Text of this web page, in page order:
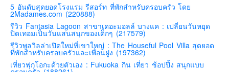
ญี่ปุ่น
คันโต-โตเกียวและรอบๆ
คันไซ-โอซาก้า เกียวโต
คิวชู – ฟุกุโอกะ ซางะ เปปปุ ยุฟุอิน นางาซากิ
5 อันดับสุดยอดโรงแรม รีสอร์ท ที่พักสำหรับครอบครัว โดย
2Madames.com (220888)
รีวิว Fantasia Lagoon สาขาเดอะมอลล์ บางแค : เปลี่ยนวันหยุด
ปิดเทอมเป็นวันแสนสนุกของเด็กๆ (217579)
รีวิวพูลวิลล่าเปิดใหม่ที่เขาใหญ่ : The Houseful Pool Villa สุดยอด
ที่พักสำหรับครอบครัวและเพื่อนฝูง (197362)
เที่ยวฟุกุโอกะด้วยตัวเอง : Fukuoka กิน เที่ยว ช้อปปิ้ง สนุกแบบ